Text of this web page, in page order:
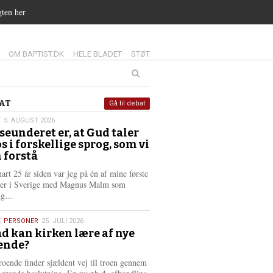
her
14.0:
OM BAPTIST.DK 15.0:
HELE BLADET 16.0:
STØT
5. AUGUST 2026
er, at Gud taler
i forskellige sprog, som vi
forstå
25 år siden var jeg på én af mine første
i Sverige med Magnus Malm som
s
m
e
r
e
, PERSONER 25. JULI 2026
kan kirken lære af nye
finder sjældent vej til troen gennem
Gå til debat